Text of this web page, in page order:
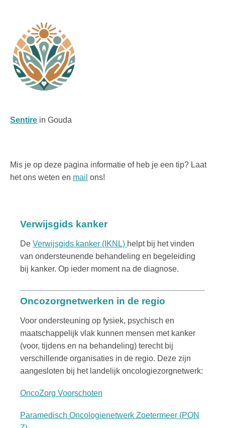
Sentire in Gouda
Mis je op deze pagina informatie of heb je een tip? Laat
het ons weten en mail ons!
Verwijsgids kanker
De Verwijsgids kanker (IKNL) helpt bij het vinden
van ondersteunende behandeling en begeleiding
bij kanker. Op ieder moment na de diagnose.
Oncozorgnetwerken in de regio
Voor ondersteuning op fysiek, psychisch en
maatschappelijk vlak kunnen mensen met kanker
(voor, tijdens en na behandeling) terecht bij
verschillende organisaties in de regio. Deze zijn
aangesloten bij het landelijk oncologiezorgnetwerk:
OncoZorg Voorschoten
Paramedisch Oncologienetwerk Zoetermeer (PON